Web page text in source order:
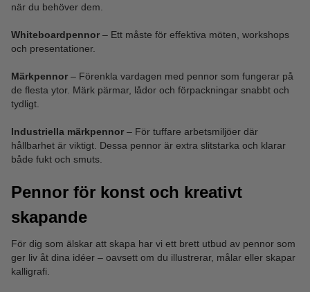
när du behöver dem.
Whiteboardpennor – Ett måste för effektiva möten, workshops
och presentationer.
Märkpennor – Förenkla vardagen med pennor som fungerar på
de flesta ytor. Märk pärmar, lådor och förpackningar snabbt och
tydligt.
Industriella märkpennor – För tuffare arbetsmiljöer där
hållbarhet är viktigt. Dessa pennor är extra slitstarka och klarar
både fukt och smuts.
Pennor för konst och kreativt
skapande
För dig som älskar att skapa har vi ett brett utbud av pennor som
ger liv åt dina idéer – oavsett om du illustrerar, målar eller skapar
kalligrafi.